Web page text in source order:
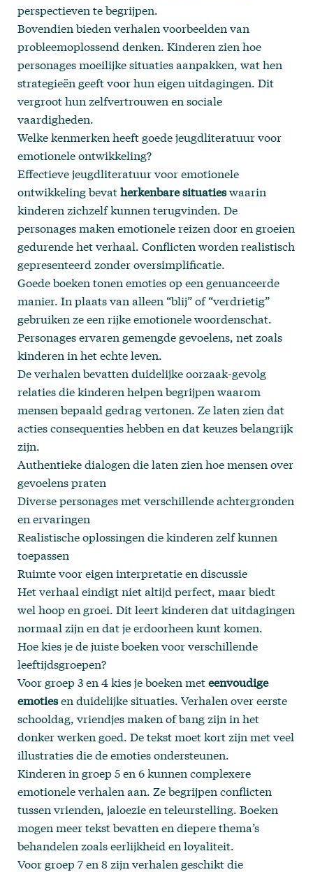
perspectieven te begrijpen.
Bovendien bieden verhalen voorbeelden van
probleemoplossend denken. Kinderen zien hoe
personages moeilijke situaties aanpakken, wat hen
strategieën geeft voor hun eigen uitdagingen. Dit
vergroot hun zelfvertrouwen en sociale
vaardigheden.
Welke kenmerken heeft goede jeugdliteratuur voor
emotionele ontwikkeling?
Effectieve jeugdliteratuur voor emotionele
ontwikkeling bevatherkenbare situatieswaarin
kinderen zichzelf kunnen terugvinden. De
personages maken emotionele reizen door en groeien
gedurende het verhaal. Conflicten worden realistisch
gepresenteerd zonder oversimplificatie.
Goede boeken tonen emoties op een genuanceerde
manier. In plaats van alleen “blij” of “verdrietig”
gebruiken ze een rijke emotionele woordenschat.
Personages ervaren gemengde gevoelens, net zoals
kinderen in het echte leven.
De verhalen bevatten duidelijke oorzaak-gevolg
relaties die kinderen helpen begrijpen waarom
mensen bepaald gedrag vertonen. Ze laten zien dat
acties consequenties hebben en dat keuzes belangrijk
zijn.
Authentieke dialogen die laten zien hoe mensen over
gevoelens praten
Diverse personages met verschillende achtergronden
en ervaringen
Realistische oplossingen die kinderen zelf kunnen
toepassen
Ruimte voor eigen interpretatie en discussie
Het verhaal eindigt niet altijd perfect, maar biedt
wel hoop en groei. Dit leert kinderen dat uitdagingen
normaal zijn en dat je erdoorheen kunt komen.
Hoe kies je de juiste boeken voor verschillende
leeftijdsgroepen?
Voor groep 3 en 4 kies je boeken meteenvoudige
emotiesen duidelijke situaties. Verhalen over eerste
schooldag, vriendjes maken of bang zijn in het
donker werken goed. De tekst moet kort zijn met veel
illustraties die de emoties ondersteunen.
Kinderen in groep 5 en 6 kunnen complexere
emotionele verhalen aan. Ze begrijpen conflicten
tussen vrienden, jaloezie en teleurstelling. Boeken
mogen meer tekst bevatten en diepere thema’s
behandelen zoals eerlijkheid en loyaliteit.
Voor groep 7 en 8 zijn verhalen geschikt die